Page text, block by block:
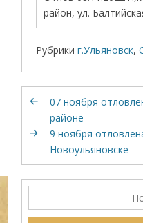
район, ул.
Рубрики г.Ульяновск,
07 ноября
районе
9 ноября
Новоульяновске